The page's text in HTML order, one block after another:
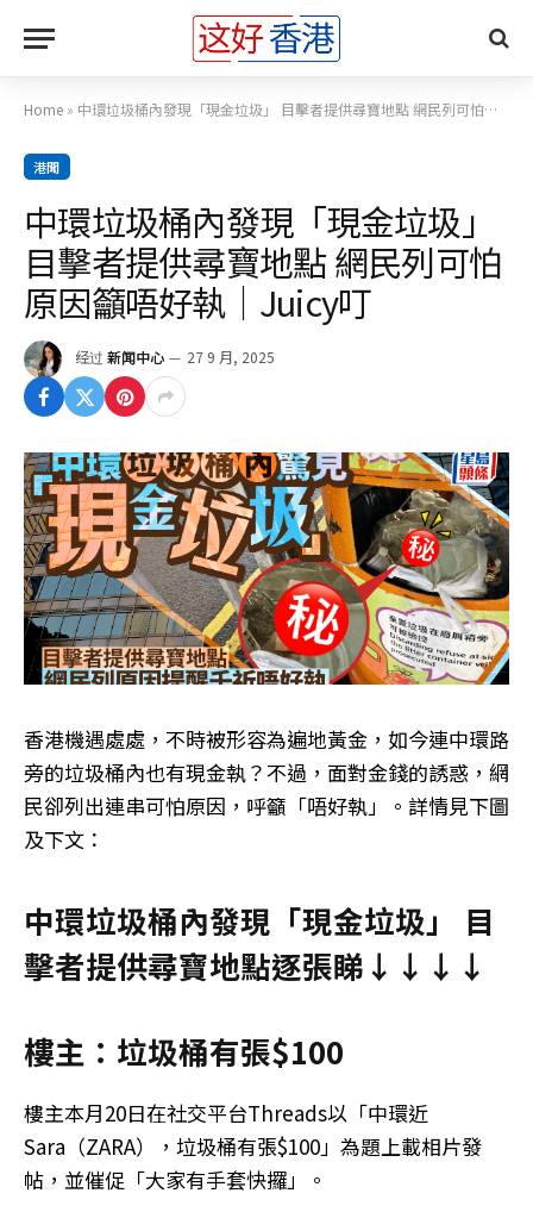
Home » 中環垃圾桶內發現「現金垃圾」 目擊者提供尋寶地點 網民列可怕原因籲唔好執｜Juicy叮
港聞
中環垃圾桶內發現「現金垃圾」
目擊者提供尋寶地點 網民列可怕
原因籲唔好執｜Juicy叮
经过 新闻中心 27 9 月, 2025
香港機遇處處，不時被形容為遍地黃金，如今連中環路
旁的垃圾桶內也有現金執？不過，面對金錢的誘惑，網
民卻列出連串可怕原因，呼籲「唔好執」。詳情見下圖
及下文：
中環垃圾桶內發現「現金垃圾」 目
擊者提供尋寶地點逐張睇↓↓↓↓
樓主：垃圾桶有張$100
樓主本月20日在社交平台Threads以「中環近
Sara（ZARA），垃圾桶有張$100」為題上載相片發
帖，並催促「大家有手套快攞」。